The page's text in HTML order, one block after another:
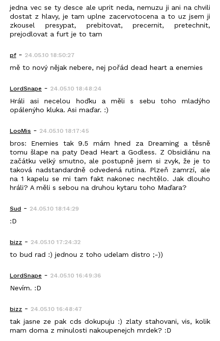
jedna vec se ty desce ale uprit neda, nemuzu ji ani na chvili
dostat z hlavy, je tam uplne zacervotocena a to uz jsem ji
zkousel presypat, prebitovat, precernit, pretechnit,
prejodlovat a furt je to tam
pf - 24.05.10 18:50:27
mě to nový nějak nebere, nej pořád dead heart a enemies
LordSnape - 24.05.10 18:48:24
Hráli asi necelou hoďku a měli s sebu toho mladýho
opálenýho kluka. Asi maďar. :)
LooMis - 24.05.10 18:17:45
bros: Enemies tak 9.5 mám hned za Dreaming a těsně
tomu šlape na paty Dead Heart a Godless. Z Obsidiánu na
začátku velký smutno, ale postupně jsem si zvyk, že je to
taková nadstandardně odvedená rutina. Plzeň zamrzí, ale
na 1 kapelu se mi tam fakt nakonec nechtělo. Jak dlouho
hráli? A měli s sebou na druhou kytaru toho Maďara?
Sud - 24.05.10 18:14:29
:D
bizz - 24.05.10 17:24:32
to bud rad :) jednou z toho udelam distro ;-))
LordSnape - 24.05.10 16:49:36
Nevím. :D
bizz - 24.05.10 16:48:47
tak jasne ze pak cds dokupuju :) zlaty stahovani, vis, kolik
mam doma z minulosti nakoupenejch mrdek? :D